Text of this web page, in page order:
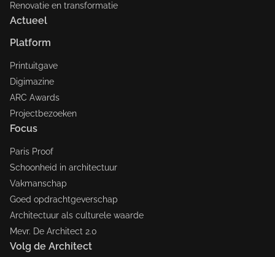
Renovatie en transformatie
Actueel
Platform
Printuitgave
Digimazine
ARC Awards
Projectbezoeken
Focus
Paris Proof
Schoonheid in architectuur
Vakmanschap
Goed opdrachtgeverschap
Architectuur als culturele waarde
Mevr. De Architect 2.0
Volg de Architect